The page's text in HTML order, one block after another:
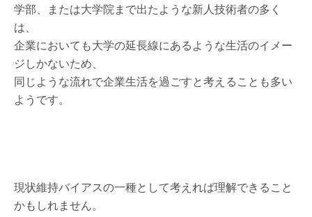
学部、または大学院まで出たような新人技術者の多く
は、
企業においても大学の延長線にあるような生活のイメー
ジしかないため、
同じような流れで企業生活を過ごすと考えることも多い
ようです。
現状維持バイアスの一種として考えれば理解できること
かもしれません。